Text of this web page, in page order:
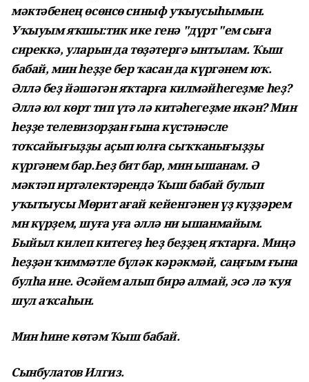
мәктәбенең өсөнсө синыф уҡыусыһымын.
Уҡыуым яҡшы:тик ике генә "дүрт "ем сыға
сиреккә, уларын да төҙәтергә ынтылам. Ҡыш
бабай, мин һеҙҙе бер ҡасан да күргәнем юҡ.
Әллә беҙ йәшәгән яҡтарға килмәйһегеҙме һеҙ?
Әллә юл көрт тип үтә лә китәһегеҙме икән? Мин
һеҙҙе телевизорҙан ғына күстәнәсле
тоҡсайығыҙҙы аҫып юлға сыҡҡанығыҙҙы
күргәнем бар.Һеҙ бит бар, мин ышанам. Ә
мәктәп иртәлектәрендә Ҡыш бабай булып
уҡытыусы Мөрит ағай кейенгәнен үҙ күҙҙәрем
мн күрҙем, шуға уға әллә ни ышанмайым.
Быйыл килеп китегеҙ һеҙ беҙҙең яҡтарға. Миңә
һеҙҙән ҡиммәтле бүләк кәрәкмәй, саңғым ғына
булһа ине. Әсәйем алып бирә алмай, эсә лә ҡуя
шул аҡсаһын.
Мин һине көтәм Ҡыш бабай.
Сынбулатов Илгиз.